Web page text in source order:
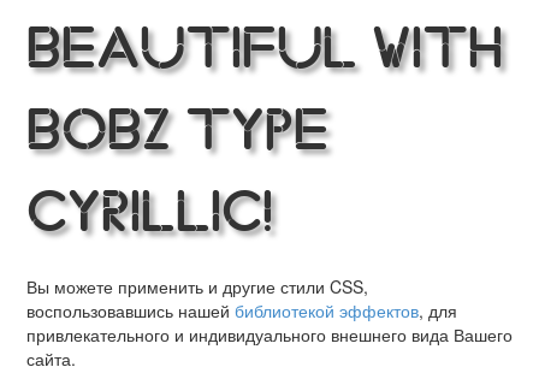
Beautiful with
Bobz Type
Cyrillic!
Вы можете применить и другие стили CSS,
воспользовавшись нашей библиотекой эффектов, для
привлекательного и индивидуального внешнего вида Вашего
сайта.